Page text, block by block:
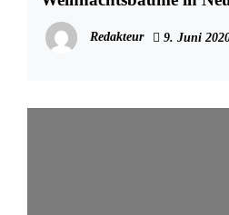
Redakteur 9. Juni